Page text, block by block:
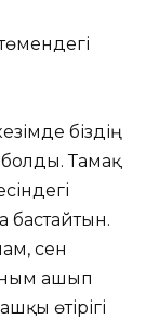
біздің
Тамақ
бастайтын.
сен
ашып
өтірігі